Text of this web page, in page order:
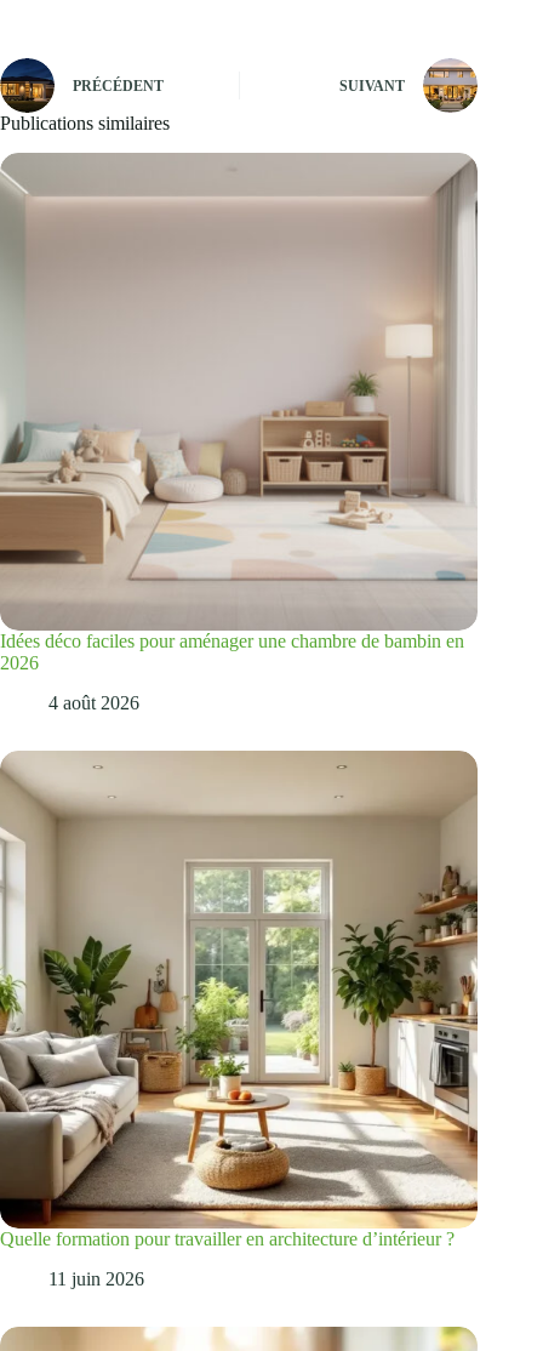
PRÉCÉDENT SUIVANT
Publications similaires
Idées déco faciles pour aménager une chambre de bambin en
2026
4 août 2026
Quelle formation pour travailler en architecture d’intérieur ?
11 juin 2026